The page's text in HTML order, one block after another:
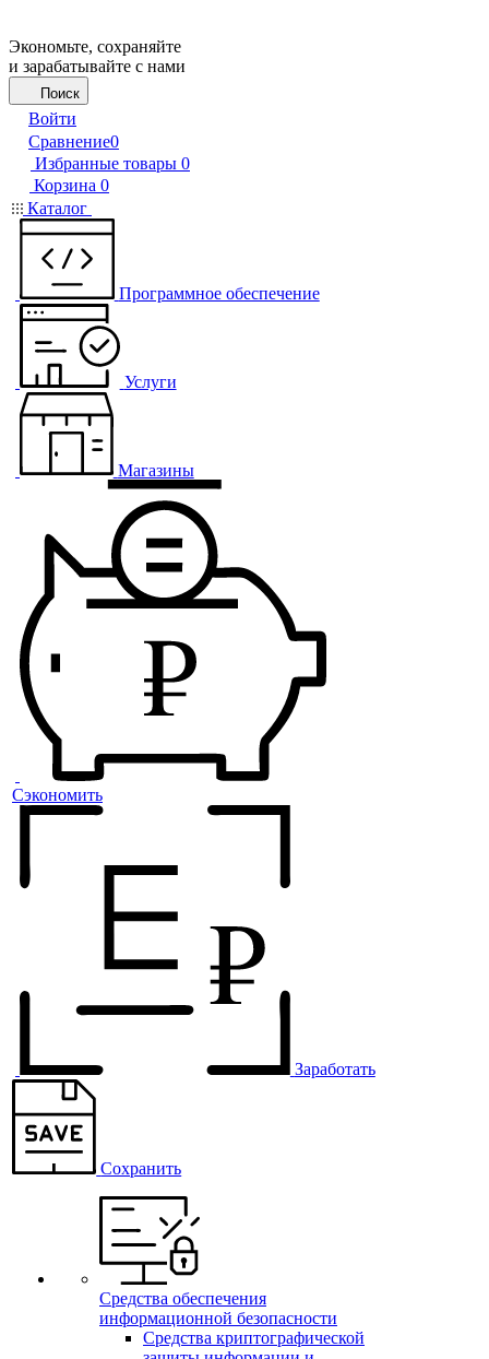
Экономьте, сохраняйте
и зарабатывайте с нами
Поиск
Войти
Сравнение0
Избранные товары 0
Корзина 0
Каталог
Программное обеспечение
Услуги
Магазины
Сэкономить
Заработать
Сохранить
Средства обеспечения
информационной безопасности
Средства криптографической